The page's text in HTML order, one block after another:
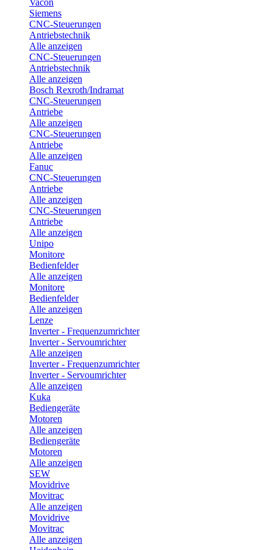
Vacon
Siemens
CNC-Steuerungen
Antriebstechnik
Alle anzeigen
CNC-Steuerungen
Antriebstechnik
Alle anzeigen
Bosch Rexroth/Indramat
CNC-Steuerungen
Antriebe
Alle anzeigen
CNC-Steuerungen
Antriebe
Alle anzeigen
Fanuc
CNC-Steuerungen
Antriebe
Alle anzeigen
CNC-Steuerungen
Antriebe
Alle anzeigen
Unipo
Monitore
Bedienfelder
Alle anzeigen
Monitore
Bedienfelder
Alle anzeigen
Lenze
Inverter - Frequenzumrichter
Inverter - Servoumrichter
Alle anzeigen
Inverter - Frequenzumrichter
Inverter - Servoumrichter
Alle anzeigen
Kuka
Bediengeräte
Motoren
Alle anzeigen
Bediengeräte
Motoren
Alle anzeigen
SEW
Movidrive
Movitrac
Alle anzeigen
Movidrive
Movitrac
Alle anzeigen